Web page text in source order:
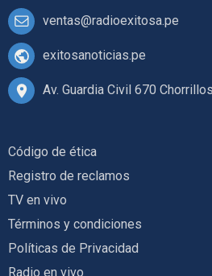
ventas@radioexitosa.pe
exitosanoticias.pe
Av. Guardia Civil 670 Chorrillos
Código de ética
Registro de reclamos
TV en vivo
Términos y condiciones
Políticas de Privacidad
Radio en vivo